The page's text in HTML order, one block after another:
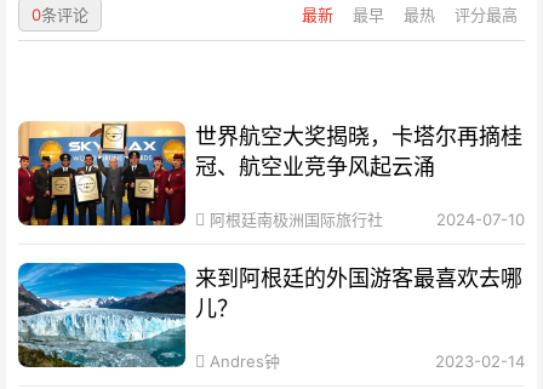
最新 最早 最热 评分最高
0条评论
世界航空大奖揭晓，卡塔尔再摘桂
冠、航空业竞争风起云涌
阿根廷南极洲国际旅行社 2024-07-10
来到阿根廷的外国游客最喜欢去哪
儿？
Andres钟 2023-02-14